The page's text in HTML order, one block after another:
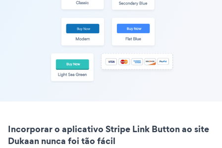
Incorporar o aplicativo Stripe Link Button ao site
Dukaan nunca foi tão fácil